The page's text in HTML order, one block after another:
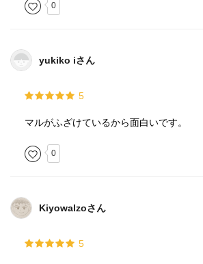
0
yukiko iさん
5
マルがふざけているから面白いです。
0
Kiyowalzoさん
5